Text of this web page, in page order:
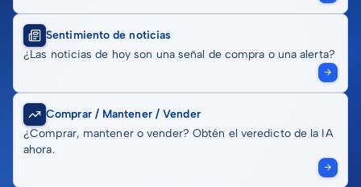
Sentimiento de noticias
¿Las noticias de hoy son una señal de compra o una alerta?
Comprar / Mantener / Vender
¿Comprar, mantener o vender? Obtén el veredicto de la IA
ahora.